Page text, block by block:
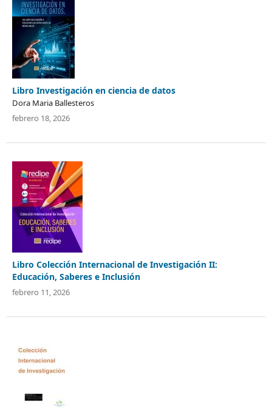
Libro Investigación en ciencia de datos
Dora Maria Ballesteros
febrero 18, 2026
Libro Colección Internacional de Investigación II:
Educación, Saberes e Inclusión
febrero 11, 2026